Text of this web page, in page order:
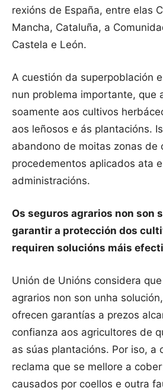
rexións de España, entre elas
Mancha, Cataluña, a
Castela e León.
A cuestión da superpoblación
nun problema importante, que
soamente aos cultivos
aos leñosos e ás plantacións.
abandono de moitas zonas de
procedementos aplicados ata
administracións.
Os seguros agrarios non son
garantir a protección dos
requiren solucións máis
Unión de Unións considera
agrarios non son unha
ofrecen garantías a prezos
confianza aos agricultores de
as súas plantacións. Por iso, a
reclama que se mellore a
causados por coellos e outra